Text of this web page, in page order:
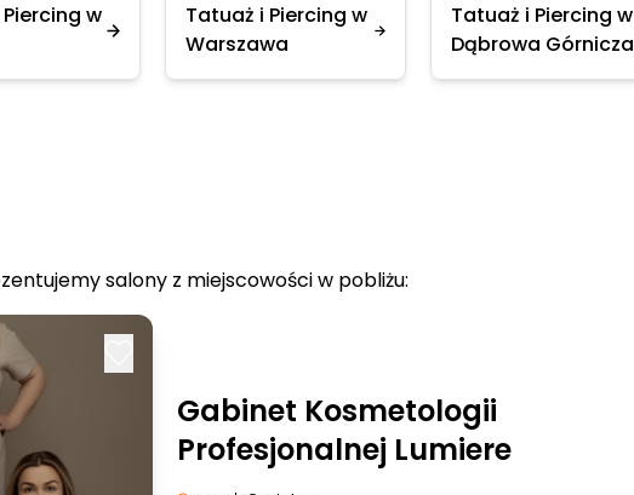
w
Tatuaż i Piercing w
Warszawa
Tatuaż i Piercing w
Dąbrowa Górnicza
salony z miejscowości w pobliżu:
Gabinet Kosmetologii
Profesjonalnej Lumiere